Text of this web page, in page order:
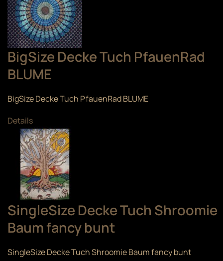
BigSize Decke Tuch PfauenRad
BLUME
BigSize Decke Tuch PfauenRad BLUME
Details
SingleSize Decke Tuch Shroomie
Baum fancy bunt
SingleSize Decke Tuch Shroomie Baum fancy bunt